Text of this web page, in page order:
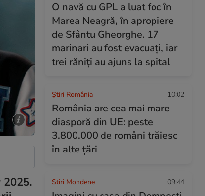
2025.
O navă cu GPL a luat foc în
Marea Neagră, în apropiere
de Sfântu Gheorghe. 17
marinari au fost evacuați, iar
trei răniți au ajuns la spital
Știri România 10:02
România are cea mai mare
diasporă din UE: peste
3.800.000 de români trăiesc
în alte țări
Stiri Mondene 09:44